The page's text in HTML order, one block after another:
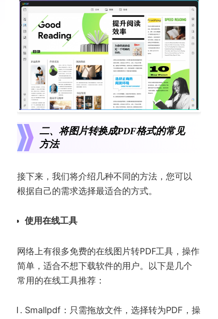
二、将图片转换成PDF格式的常见
方法
接下来，我们将介绍几种不同的方法，您可以
根据自己的需求选择最适合的方式。
使用在线工具
网络上有很多免费的在线图片转PDF工具，操作
简单，适合不想下载软件的用户。以下是几个
常用的在线工具推荐：
Smallpdf：只需拖放文件，选择转为PDF，操